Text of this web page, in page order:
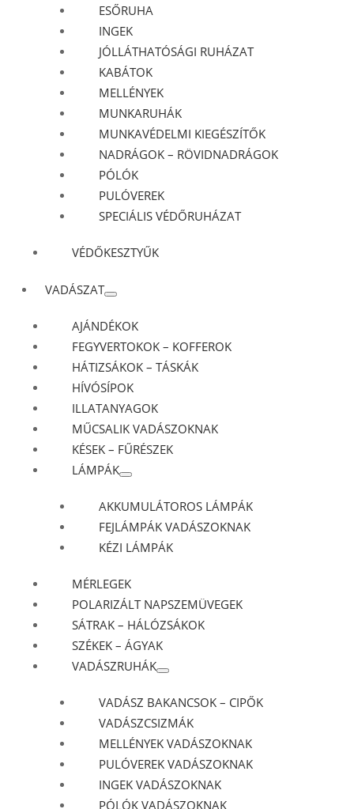
ESŐRUHA
INGEK
JÓLLÁTHATÓSÁGI RUHÁZAT
KABÁTOK
MELLÉNYEK
MUNKARUHÁK
MUNKAVÉDELMI KIEGÉSZÍTŐK
NADRÁGOK – RÖVIDNADRÁGOK
PÓLÓK
PULÓVEREK
SPECIÁLIS VÉDŐRUHÁZAT
VÉDŐKESZTYŰK
VADÁSZAT
AJÁNDÉKOK
FEGYVERTOKOK – KOFFEROK
HÁTIZSÁKOK – TÁSKÁK
HÍVÓSÍPOK
ILLATANYAGOK
MŰCSALIK VADÁSZOKNAK
KÉSEK – FŰRÉSZEK
LÁMPÁK
AKKUMULÁTOROS LÁMPÁK
FEJLÁMPÁK VADÁSZOKNAK
KÉZI LÁMPÁK
MÉRLEGEK
POLARIZÁLT NAPSZEMÜVEGEK
SÁTRAK – HÁLÓZSÁKOK
SZÉKEK – ÁGYAK
VADÁSZRUHÁK
VADÁSZ BAKANCSOK – CIPŐK
VADÁSZCSIZMÁK
MELLÉNYEK VADÁSZOKNAK
PULÓVEREK VADÁSZOKNAK
INGEK VADÁSZOKNAK
PÓLÓK VADÁSZOKNAK